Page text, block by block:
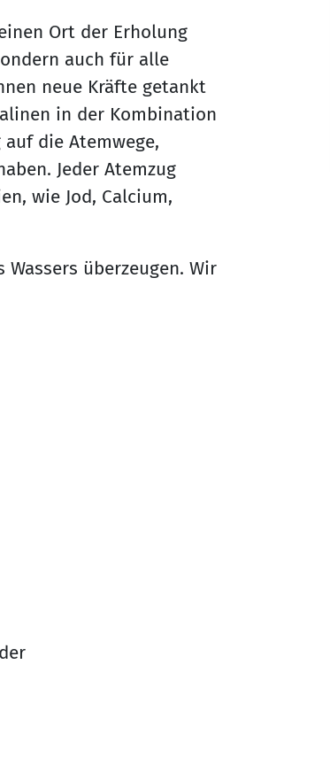
Ort der Erholung
auch für alle
neue Kräfte getankt
in der Kombination
die Atemwege,
Jeder Atemzug
wie Jod, Calcium,
überzeugen. Wir